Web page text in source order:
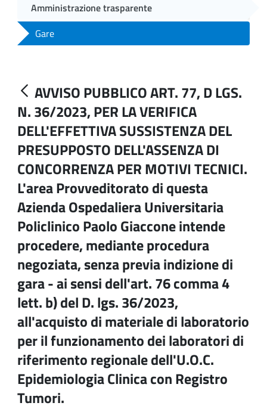
Amministrazione trasparente
Gare
AVVISO PUBBLICO ART. 77, D LGS.
N. 36/2023, PER LA VERIFICA
DELL'EFFETTIVA SUSSISTENZA DEL
PRESUPPOSTO DELL'ASSENZA DI
CONCORRENZA PER MOTIVI TECNICI.
L'area Provveditorato di questa
Azienda Ospedaliera Universitaria
Policlinico Paolo Giaccone intende
procedere, mediante procedura
negoziata, senza previa indizione di
gara - ai sensi dell'art. 76 comma 4
lett. b) del D. lgs. 36/2023,
all'acquisto di materiale di laboratorio
per il funzionamento dei laboratori di
riferimento regionale dell'U.O.C.
Epidemiologia Clinica con Registro
Tumori.